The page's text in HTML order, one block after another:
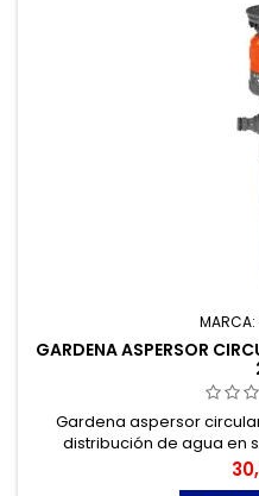
MARCA:
GARDENA ASPERSOR
Gardena aspersor
distribución de agua en